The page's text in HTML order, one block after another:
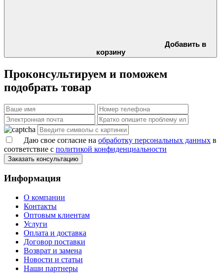
Добавить в
корзину
Проконсультируем и поможем
подобрать товар
Даю свое согласие на обработку персональных данных в
соответствие с политикой конфиденциальности
Заказать консультацию
Информация
О компании
Контакты
Оптовым клиентам
Услуги
Оплата и доставка
Договор поставки
Возврат и замена
Новости и статьи
Наши партнеры